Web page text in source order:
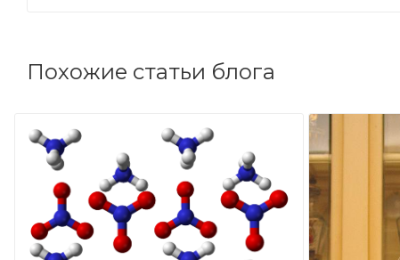
Похожие статьи блога